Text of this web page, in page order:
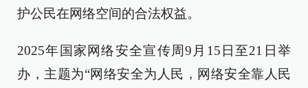
护公民在网络空间的合法权益。
2025年国家网络安全宣传周9月15日至21日举
办，主题为“网络安全为人民，网络安全靠人民